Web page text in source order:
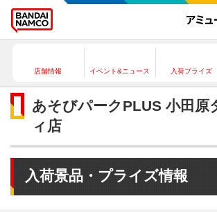
店舗情報 イベント&ニュース 入荷プライズ
あそびパークPLUS 小田原
ィ店
入荷景品・プライズ情報